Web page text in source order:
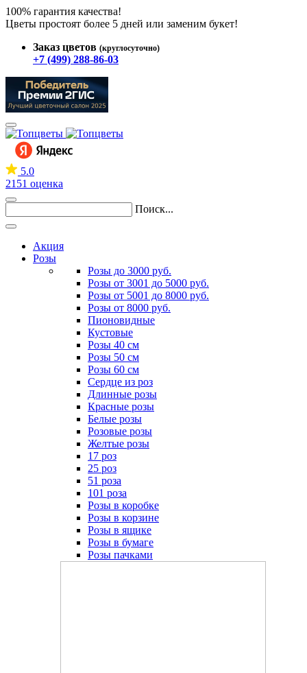
100% гарантия качества!
Цветы простоят более 5 дней или заменим букет!
Заказ цветов (круглосуточно)
+7 (499) 288-86-03
5.0
2151 оценка
Поиск...
Акция
Розы
Розы до 3000 руб.
Розы от 3001 до 5000 руб.
Розы от 5001 до 8000 руб.
Розы от 8000 руб.
Пионовидные
Кустовые
Розы 40 см
Розы 50 см
Розы 60 см
Сердце из роз
Длинные розы
Красные розы
Белые розы
Розовые розы
Желтые розы
17 роз
25 роз
51 роза
101 роза
Розы в коробке
Розы в корзине
Розы в ящике
Розы в бумаге
Розы пачками